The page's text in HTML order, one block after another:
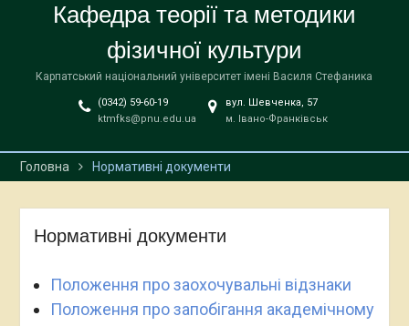
Кафедра теорії та методики
фізичної культури
Карпатський національний університет імені Василя Стефаника
(0342) 59-60-19
ktmfks@pnu.edu.ua
вул. Шевченка, 57
м. Івано-Франківськ
Головна Нормативні документи
Нормативні документи
Положення про заохочувальні відзнаки
Положення про запобігання академічному